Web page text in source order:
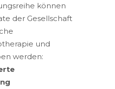
können
der Gesellschaft
und
werden: